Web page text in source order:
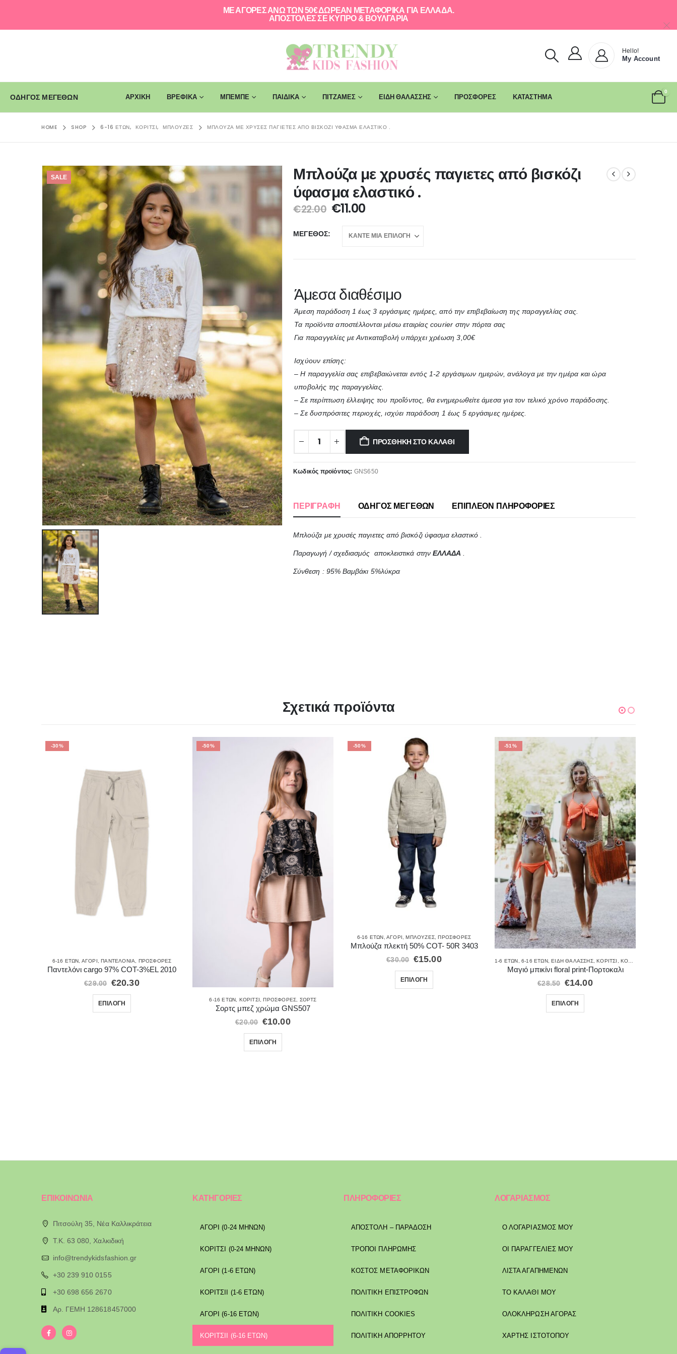
ΜΕ ΑΓΟΡΕΣ ΑΝΩ ΤΩΝ 50€ ΔΩΡΕΑΝ ΜΕΤΑΦΟΡΙΚΑ ΓΙΑ ΕΛΛAΔΑ.
ΑΠΟΣΤΟΛΕΣ ΣΕ ΚΥΠΡΟ & ΒΟΥΛΓΑΡΙΑ
Hello!
My Account
ΟΔΗΓΟΣ ΜΕΓΕΘΩΝ ΑΡΧΙΚΗ ΒΡΕΦΙΚΑ ΜΠΕΜΠΕ ΠΑΙΔΙΚΑ ΠΙΤΖΑΜΕΣ ΕΙΔΗ ΘΑΛΑΣΣΗΣ ΠΡΟΣΦΟΡΕΣ ΚΑΤΑΣΤΗΜΑ
0
HOME SHOP 6-16 ΕΤΏΝ, ΚΟΡΊΤΣΙ, ΜΠΛΟΎΖΕΣ ΜΠΛΟΎΖΑ ΜΕ ΧΡΥΣΈΣ ΠΑΓΙΕΤΕΣ ΑΠΌ ΒΙΣΚΌΖΙ ΎΦΑΣΜΑ ΕΛΑΣΤΙΚΌ .
SALE
Μπλούζα με χρυσές παγιετες από βισκόζι
ύφασμα ελαστικό .
€22.00 €11.00
ΜΈΓΕΘΟΣ
Άμεσα διαθέσιμο
Άμεση παράδοση 1 έως 3 εργάσιμες ημέρες, από την επιβεβαίωση της παραγγελίας σας.
Τα προϊόντα αποστέλλονται μέσω εταιρίας courier στην πόρτα σας
Για παραγγελίες με Αντικαταβολή υπάρχει χρέωση 3,00€
Ισχύουν επίσης:
– Η παραγγελία σας επιβεβαιώνεται εντός 1-2 εργάσιμων ημερών, ανάλογα με την ημέρα και ώρα
υποβολής της παραγγελίας.
– Σε περίπτωση έλλειψης του προΐόντος, θα ενημερωθείτε άμεσα για τον τελικό χρόνο παράδοσης.
– Σε δυσπρόσιτες περιοχές, ισχύει παράδοση 1 έως 5 εργάσιμες ημέρες.
ΠΡΟΣΘΉΚΗ ΣΤΟ ΚΑΛΆΘΙ
Κωδικός προϊόντος: GNS650
ΠΕΡΙΓΡΑΦΉ ΟΔΗΓΟΣ ΜΕΓΕΘΩΝ ΕΠΙΠΛΈΟΝ ΠΛΗΡΟΦΟΡΊΕΣ
Μπλούζα με χρυσές παγιετες από βισκόζι ύφασμα ελαστικό .
Παραγωγή / σχεδιασμός αποκλειστικά στην ΕΛΛΑΔΑ
Σύνθεση : 95% Βαμβάκι 5%λύκρα
Σχετικά προϊόντα
-30%
6-16 ΕΤΏΝ ΑΓΌΡΙ ,ΠΑΝΤΕΛΌΝΙΑ ΠΡΟΣΦΟΡΈΣ
Παντελόνι cargo 97% COT-3%EL 2010
€29.00 €20.30
ΕΠΙΛΟΓΉ
-50%
6-16 ΕΤΏΝ, ΚΟΡΊΤΣΙ,ΠΡΟΣΦΟΡΈΣ, ΣΟΡΤΣ
Σορτς μπεζ χρώμα GNS507
€20.00 €10.00
ΕΠΙΛΟΓΉ
-50%
6-16 ΕΤΏΝ ΑΓΌΡΙ ,ΜΠΛΟΎΖΕΣ ,ΠΡΟΣΦΟΡΈΣ
Μπλούζα πλεκτή 50% COT- 50R 3403
€30.00 €15.00
ΕΠΙΛΟΓΉ
-51%
1-6 ΕΤΏΝ ,6-16 ΕΤΏΝ,ΕΊΔΗ ΘΑΛΆΣΣΗΣ,ΚΟΡΊΤΣΙ ,ΚΟΡΊΤΣΙ
Μαγιό μπικίνι floral print-Πορτοκαλι
€28.50 €14.00
ΕΠΙΛΟΓΉ
ΕΠΙΚΟΙΝΩΝΙΑ
Πιτσούλη 35, Νέα Καλλικράτεια
T.K. 63 080, Χαλκιδική
info@trendykidsfashion.gr
+30 239 910 0155
+30 698 656 2670
Αρ. ΓΕΜΗ 128618457000
ΚΑΤΗΓΟΡΙΕΣ
ΑΓΟΡΙ (0-24 ΜΗΝΩΝ)
ΚΟΡΙΤΣΙ (0-24 ΜΗΝΩΝ)
ΑΓΟΡΙ (1-6 ΕΤΩΝ)
ΚΟΡΙΤΣΙΙ (1-6 ΕΤΩΝ)
ΑΓΟΡΙ (6-16 ΕΤΩΝ)
ΚΟΡΙΤΣΙΙ (6-16 ΕΤΩΝ)
ΠΛΗΡΟΦΟΡΙΕΣ
ΑΠΟΣΤΟΛΉ – ΠΑΡΆΔΟΣΗ
ΤΡΌΠΟΙ ΠΛΗΡΩΜΉΣ
ΚΌΣΤΟΣ ΜΕΤΑΦΟΡΙΚΏΝ
ΠΟΛΙΤΙΚΉ ΕΠΙΣΤΡΟΦΏΝ
ΠΟΛΙΤΙΚΉ COOKIES
ΠΟΛΙΤΙΚΉ ΑΠΟΡΡΉΤΟΥ
ΛΟΓΑΡΙΑΣΜΟΣ
Ο ΛΟΓΑΡΙΑΣΜΟΣ ΜΟΥ
ΟΙ ΠΑΡΑΓΓΕΛΙΕΣ ΜΟΥ
ΛΙΣΤΑ ΑΓΑΠΗΜΕΝΩΝ
ΤΟ ΚΑΛΑΘΙ ΜΟΥ
ΟΛΟΚΛΗΡΩΣΗ ΑΓΟΡΑΣ
ΧΑΡΤΗΣ ΙΣΤΟΤΟΠΟΥ